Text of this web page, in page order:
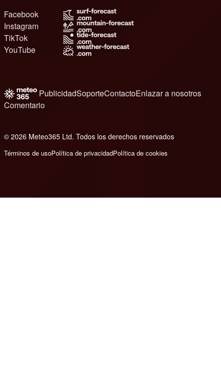
Facebook
Instagram
TikTok
YouTube
PublicidadSoporteContactoEnlazar a nosotros
Comentario
© 2026 Meteo365 Ltd. Todos los derechos reservados
Términos de usoPolítica de privacidadPolítica de cookies